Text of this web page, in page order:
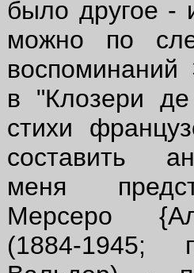
было другое -
можно по
в "Клозери
стихи
составить
меня
Мерсеро
(1884-1945;